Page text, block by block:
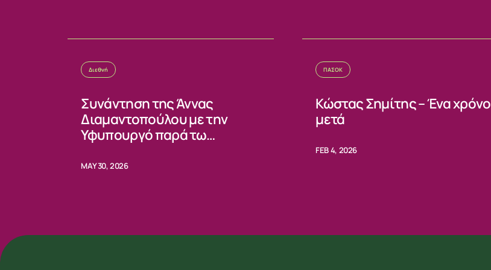
Διεθνή
Συνάντηση της Άννας
Διαμαντοπούλου με την
Υφυπουργό παρά τω
MAY 30, 2026
ΠΑΣΟΚ
Κώστας Σημίτης – Ένα χρόνο
μετά
FEB 4, 2026